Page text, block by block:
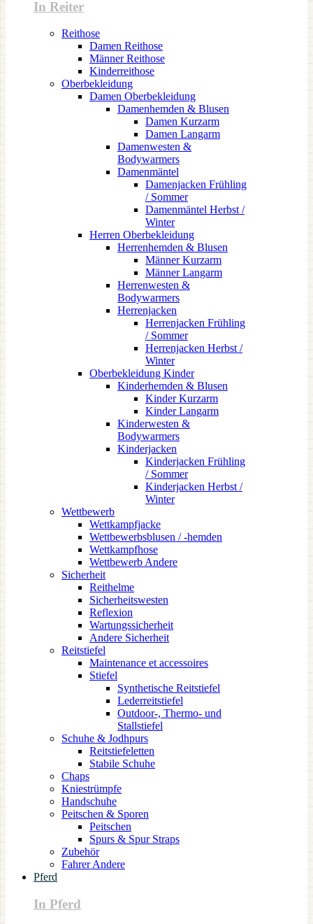
In Reiter
Reithose
Damen Reithose
Männer Reithose
Kinderreithose
Oberbekleidung
Damen Oberbekleidung
Damenhemden & Blusen
Damen Kurzarm
Damen Langarm
Damenwesten &
Bodywarmers
Damenmäntel
Damenjacken Frühling
/ Sommer
Damenmäntel Herbst /
Winter
Herren Oberbekleidung
Herrenhemden & Blusen
Männer Kurzarm
Männer Langarm
Herrenwesten &
Bodywarmers
Herrenjacken
Herrenjacken Frühling
/ Sommer
Herrenjacken Herbst /
Winter
Oberbekleidung Kinder
Kinderhemden & Blusen
Kinder Kurzarm
Kinder Langarm
Kinderwesten &
Bodywarmers
Kinderjacken
Kinderjacken Frühling
/ Sommer
Kinderjacken Herbst /
Winter
Wettbewerb
Wettkampfjacke
Wettbewerbsblusen / -hemden
Wettkampfhose
Wettbewerb Andere
Sicherheit
Reithelme
Sicherheitswesten
Reflexion
Wartungssicherheit
Andere Sicherheit
Reitstiefel
Maintenance et accessoires
Stiefel
Synthetische Reitstiefel
Lederreitstiefel
Outdoor-, Thermo- und
Stallstiefel
Schuhe & Jodhpurs
Reitstiefeletten
Stabile Schuhe
Chaps
Kniestrümpfe
Handschuhe
Peitschen & Sporen
Peitschen
Spurs & Spur Straps
Zubehör
Fahrer Andere
Pferd
In Pferd